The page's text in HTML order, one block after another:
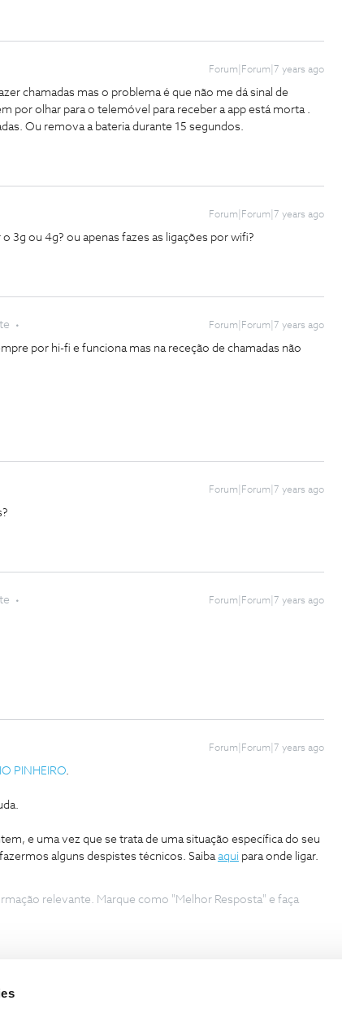
Forum|Forum|7 years ago
chamadas mas o problema é que não me dá sinal de
por olhar para o telemóvel para receber a app está morta .
Ou remova a bateria durante 15 segundos.
Forum|Forum|7 years ago
3g ou 4g? ou apenas fazes as ligações por wifi?
Forum|Forum|7 years ago
por hi-fi e funciona mas na receção de chamadas não
Forum|Forum|7 years ago
Forum|Forum|7 years ago
Forum|Forum|7 years ago
PINHEIRO.
e uma vez que se trata de uma situação específica do seu
alguns despistes técnicos. Saibaaqui para onde ligar.
relevante. Marque como "Melhor Resposta" e faça